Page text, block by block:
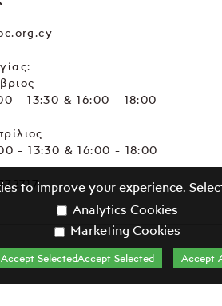
- 13:30 & 16:00 - 18:00
- 13:30 & 16:00 - 18:00
to improve your experience.
Analytics Cookies
Marketing Cookies
Accept SelectedAccept Selected Accept